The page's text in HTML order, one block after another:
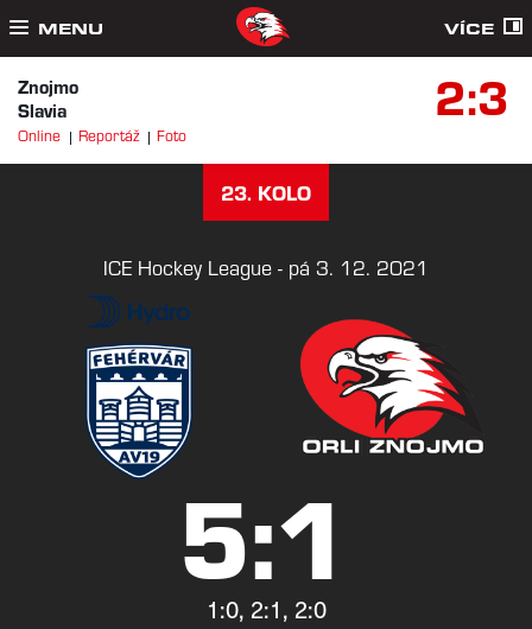
MENU VÍCE
Znojmo
Slavia
2:3
Online Reportáž Foto
23. KOLO
ICE Hockey League - pá 3. 12. 2021
5:1
1:0, 2:1, 2:0